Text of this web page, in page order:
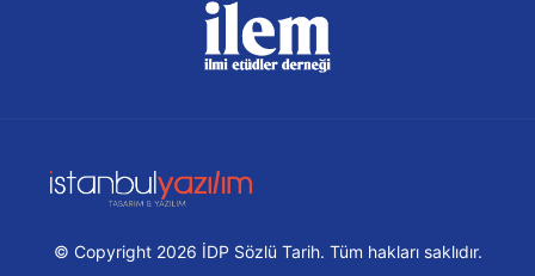
© Copyright 2026 İDP Sözlü Tarih. Tüm hakları saklıdır.